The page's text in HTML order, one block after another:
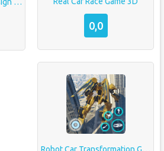
0,0
Robot Car Transformation Game